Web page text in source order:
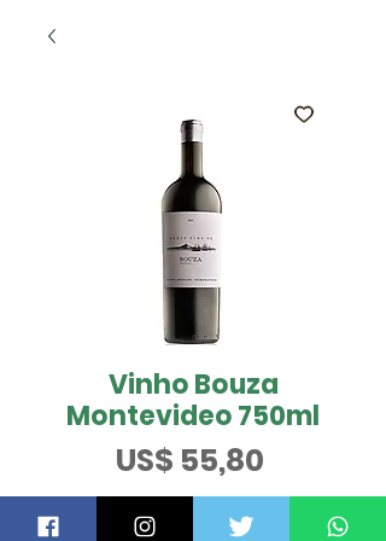
Vinho Bouza
Montevideo 750ml
US$ 55,80
QUER SABER MAIS?